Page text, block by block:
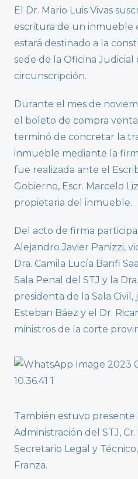
El Dr. Mario Luis Vivas
escritura de un inmueble
estará destinado a la
sede de la Oficina
circunscripción.
Durante el mes de
el boleto de compra
terminó de concretar la
inmueble mediante la
fue realizada ante el
Gobierno, Escr. Marcelo
propietaria del inmueble.
Del acto de firma
Alejandro Javier Panizzi,
Dra. Camila Lucía Banfi
Sala Penal del STJ y la
presidenta de la Sala Civil,
Esteban Báez y el Dr.
ministros de la corte
También estuvo
Administración del STJ,
Secretario Legal y
Franza.